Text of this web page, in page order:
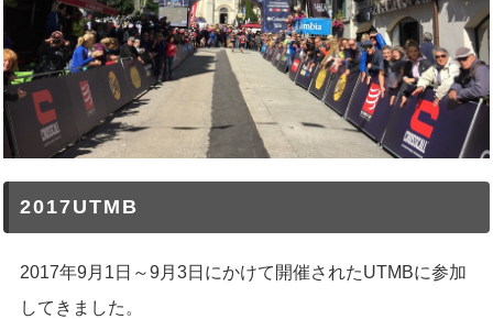
2017UTMB
2017年9月1日～9月3日にかけて開催されたUTMBに参加
してきました。